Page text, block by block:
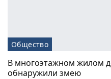
Общество
В многоэтажном жилом
обнаружили змею